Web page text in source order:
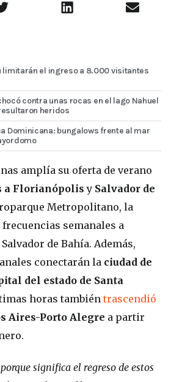
limitarán el ingreso a 8.000 visitantes
contra unas rocas en el lago Nahuel
heridos
Dominicana: bungalows frente al mar
amplía su oferta de verano
a Florianópolis y Salvador de
Metropolitano, la
semanales a
de Bahía. Además,
conectarán la ciudad de
del estado de Santa
horas también trascendió
Aires-Porto Alegre a partir
significa el regreso de estos